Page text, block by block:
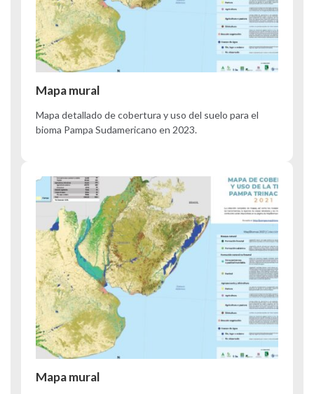
Mapa mural
Mapa detallado de cobertura y uso del suelo para el
bioma Pampa Sudamericano en 2023.
Mapa mural